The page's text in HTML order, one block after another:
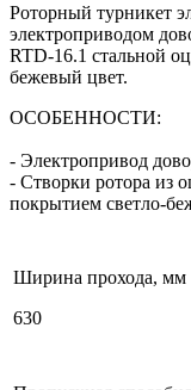
Роторный турникет
электроприводом
RTD-16.1 стальной
бежевый цвет.
ОСОБЕННОСТИ:
- Электропривод
- Створки ротора из
покрытием светло-
Ширина прохода, мм
630